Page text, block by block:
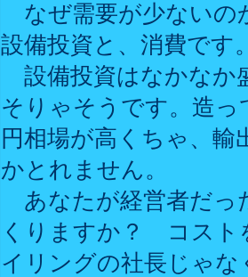
なぜ需要が少ないの
設備投資と、消費です
設備投資はなかなか
そりゃそうです。造
円相場が高くちゃ、
かとれません。
あなたが経営者だっ
くりますか？ コスト
イリングの社長じゃ